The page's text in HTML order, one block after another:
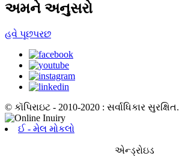
અમને અનુસરો
હવે પૂછપરછ
© કૉપિરાઇટ - 2010-2020 : સર્વાધિકાર સુરક્ષિત.
ઈ - મેલ મોકલો
એન્ડ્રોઇડ